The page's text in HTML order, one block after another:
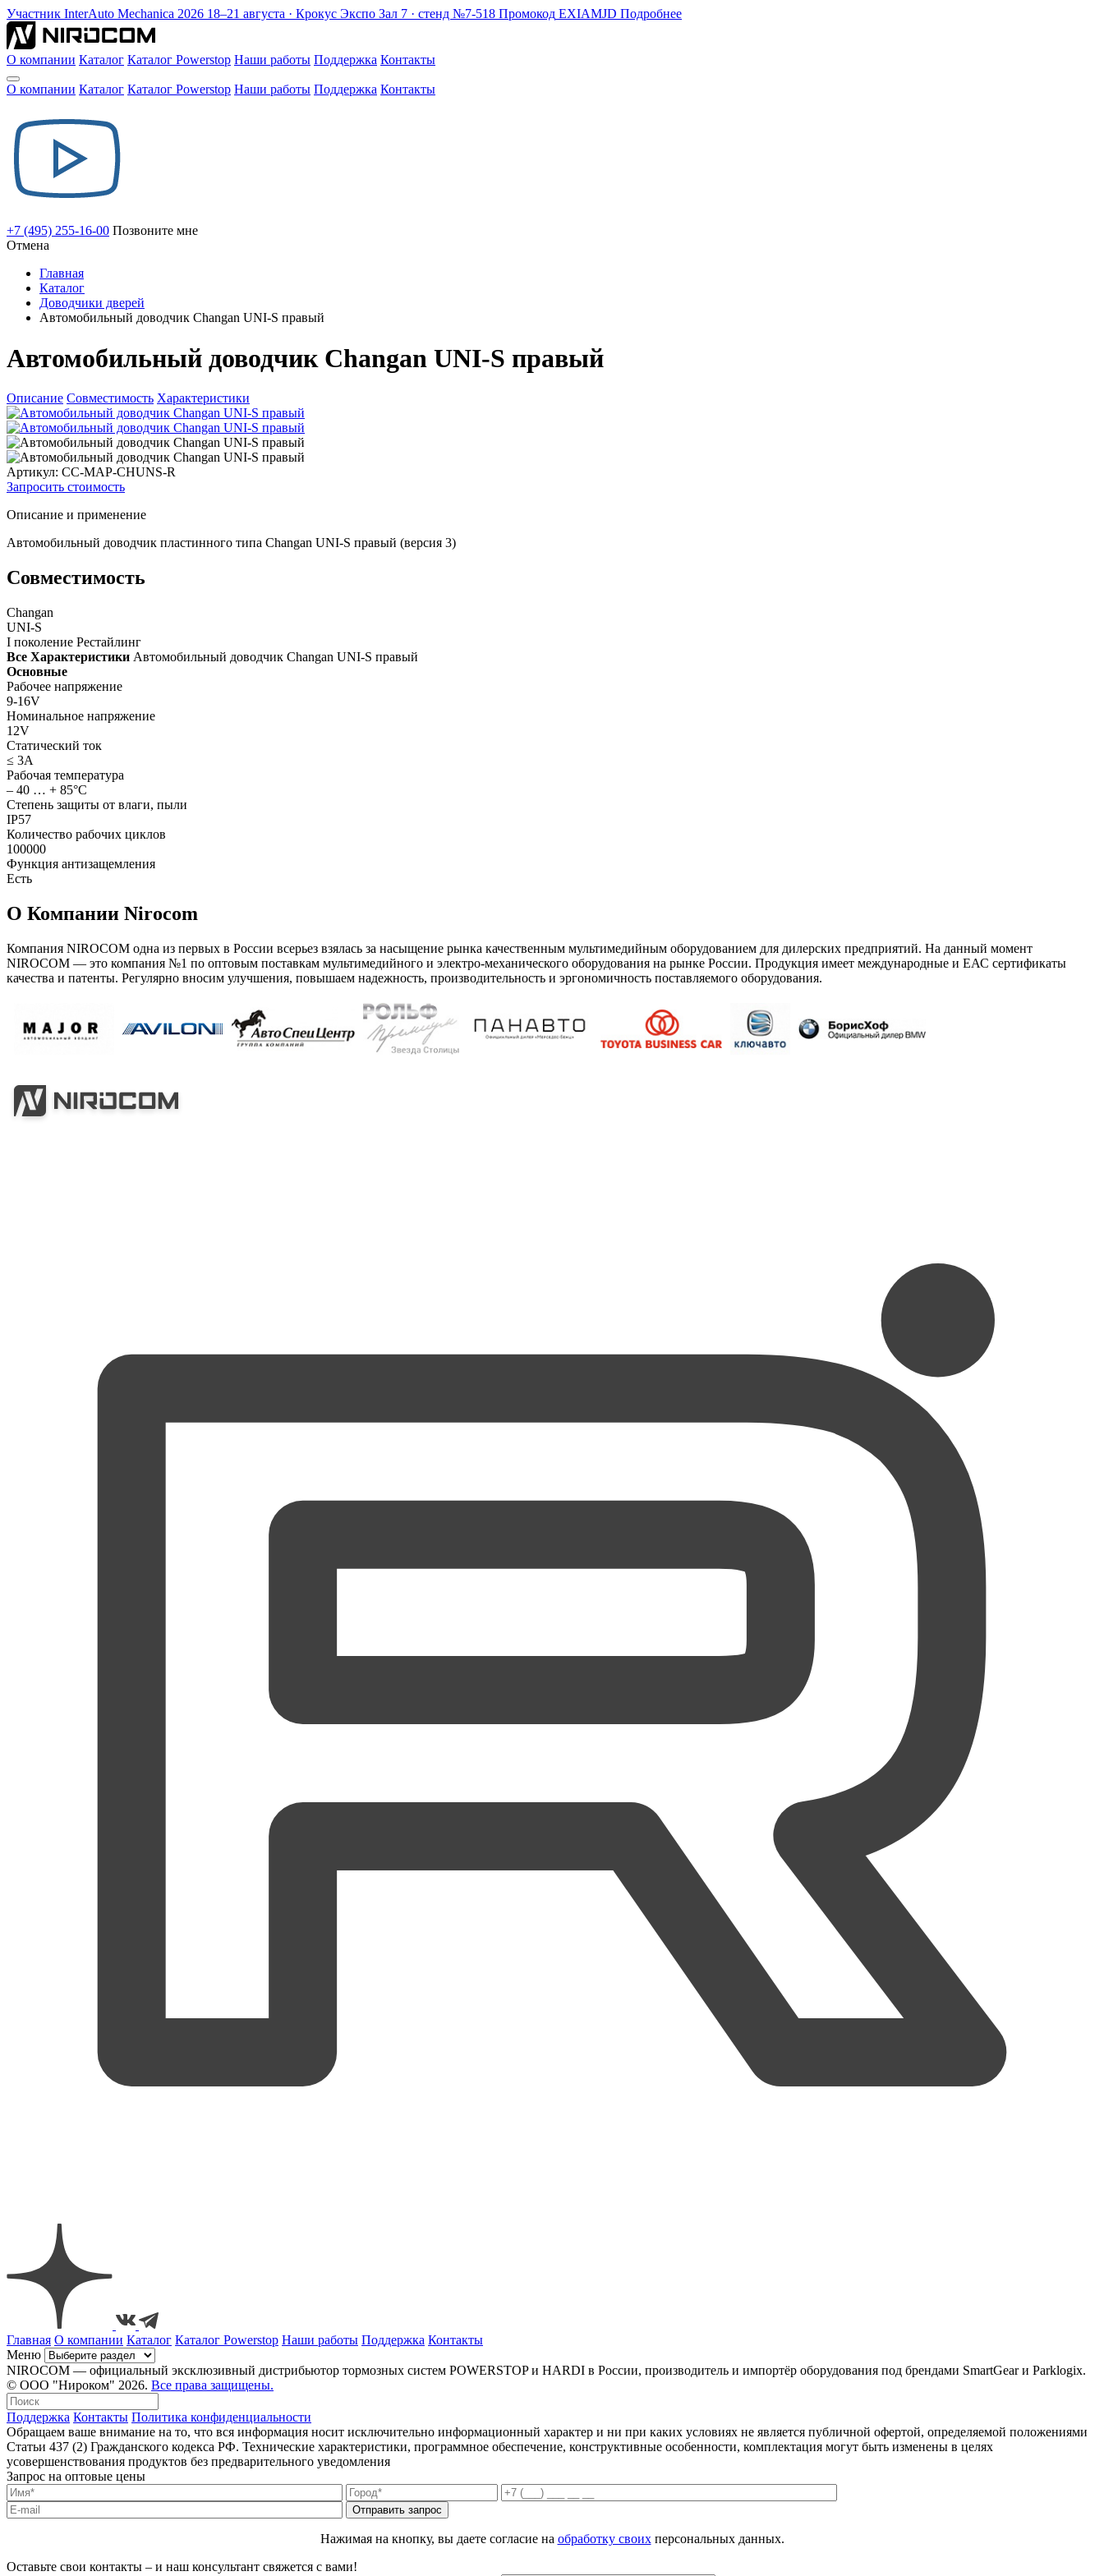
Участник InterAuto Mechanica 2026 18–21 августа · Крокус Экспо Зал 7 · стенд №7-518 Промокод EXIAMJD Подробнее
О компании Каталог Каталог Powerstop Наши работы Поддержка Контакты
О компании Каталог Каталог Powerstop Наши работы Поддержка Контакты
+7 (495) 255-16-00 Позвоните мне
Отмена
Главная
Каталог
Доводчики дверей
Автомобильный доводчик Changan UNI-S правый
Автомобильный доводчик Changan UNI-S правый
Описание Совместимость Характеристики
Артикул: CC-MAP-CHUNS-R
Запросить стоимость
Описание и применение
Автомобильный доводчик пластинного типа Changan UNI-S правый (версия 3)
Совместимость
Changan
UNI-S
I поколение Рестайлинг
Все Характеристики Автомобильный доводчик Changan UNI-S правый
Основные
Рабочее напряжение
9-16V
Номинальное напряжение
12V
Статический ток
≤ 3А
Рабочая температура
– 40 … + 85°С
Степень защиты от влаги, пыли
IP57
Количество рабочих циклов
100000
Функция антизащемления
Есть
О Компании Nirocom
Компания NIROCOM одна из первых в России всерьез взялась за насыщение рынка качественным мультимедийным оборудованием для дилерских предприятий. На данный момент
NIROCOM — это компания №1 по оптовым поставкам мультимедийного и электро-механического оборудования на рынке России. Продукция имеет международные и ЕАС сертификаты
качества и патенты. Регулярно вносим улучшения, повышаем надежность, производительность и эргономичность поставляемого оборудования.
Главная О компании Каталог Каталог Powerstop Наши работы Поддержка Контакты
Меню
NIROCOM — официальный эксклюзивный дистрибьютор тормозных систем POWERSTOP и HARDI в России, производитель и импортёр оборудования под брендами SmartGear и Parklogix.
© ООО "Нироком" 2026. Все права защищены.
Поддержка Контакты Политика конфиденциальности
Обращаем ваше внимание на то, что вся информация носит исключительно информационный характер и ни при каких условиях не является публичной офертой, определяемой положениями
Статьи 437 (2) Гражданского кодекса РФ. Технические характеристики, программное обеспечение, конструктивные особенности, комплектация могут быть изменены в целях
усовершенствования продуктов без предварительного уведомления
Запрос на оптовые цены
Нажимая на кнопку, вы даете согласие на обработку своихперсональных данных.
Оставьте свои контакты – и наш консультант свяжется с вами!